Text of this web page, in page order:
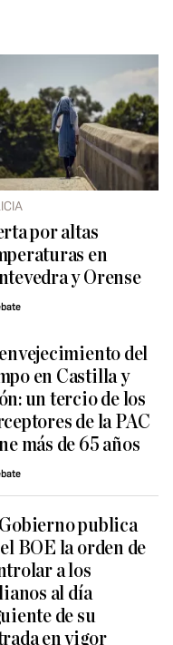
por altas
en
y Orense
del
en Castilla y
un tercio de los
de la PAC
más de 65 años
publica
BOE la orden de
a los
al día
de su
en vigor